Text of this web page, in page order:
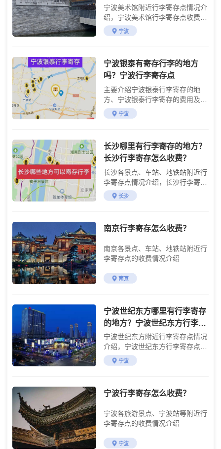
么收费？
宁波美术馆附近行李寄存点情况介
绍，宁波美术馆行李寄存点收费标
准介绍
宁波
宁波银泰有寄存行李的地方
吗？宁波行李寄存点
主要介绍宁波银泰行李寄存的地
方、宁波银泰行李寄存的费用及银
泰购物交通攻略
宁波
长沙哪里有行李寄存的地方？
长沙行李寄存怎么收费？
长沙各景点、车站、地铁站附近行
李寄存点情况介绍，长沙行李寄存
点收费标准介绍
长沙
南京行李寄存怎么收费？
南京各景点、车站、地铁站附近行
李寄存点的收费情况介绍
南京
宁波世纪东方哪里有行李寄存
的地方？宁波世纪东方行李寄
存怎么收费？
宁波世纪东方附近行李寄存点情况
介绍，宁波世纪东方行李寄存点收
费标准介绍
宁波
宁波行李寄存怎么收费？
宁波各旅游景点、宁波站等附近行
李寄存点的收费情况介绍
宁波